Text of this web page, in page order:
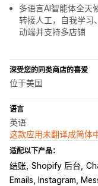
多语言AI智能体全天
转接人工，自我学习
动端并支持多店铺
深受您的同类商店的喜爱
位于美国
语言
英语
这款应用未翻译成简体
适配以下产品：
结账 Shopify 后台
Emails, Instagram,